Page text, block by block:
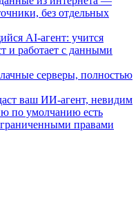
без отдельных
AI-агент: учится
и работает с данными
серверы, полностью
ваш ИИ-агент, невидим
по умолчанию есть
правами